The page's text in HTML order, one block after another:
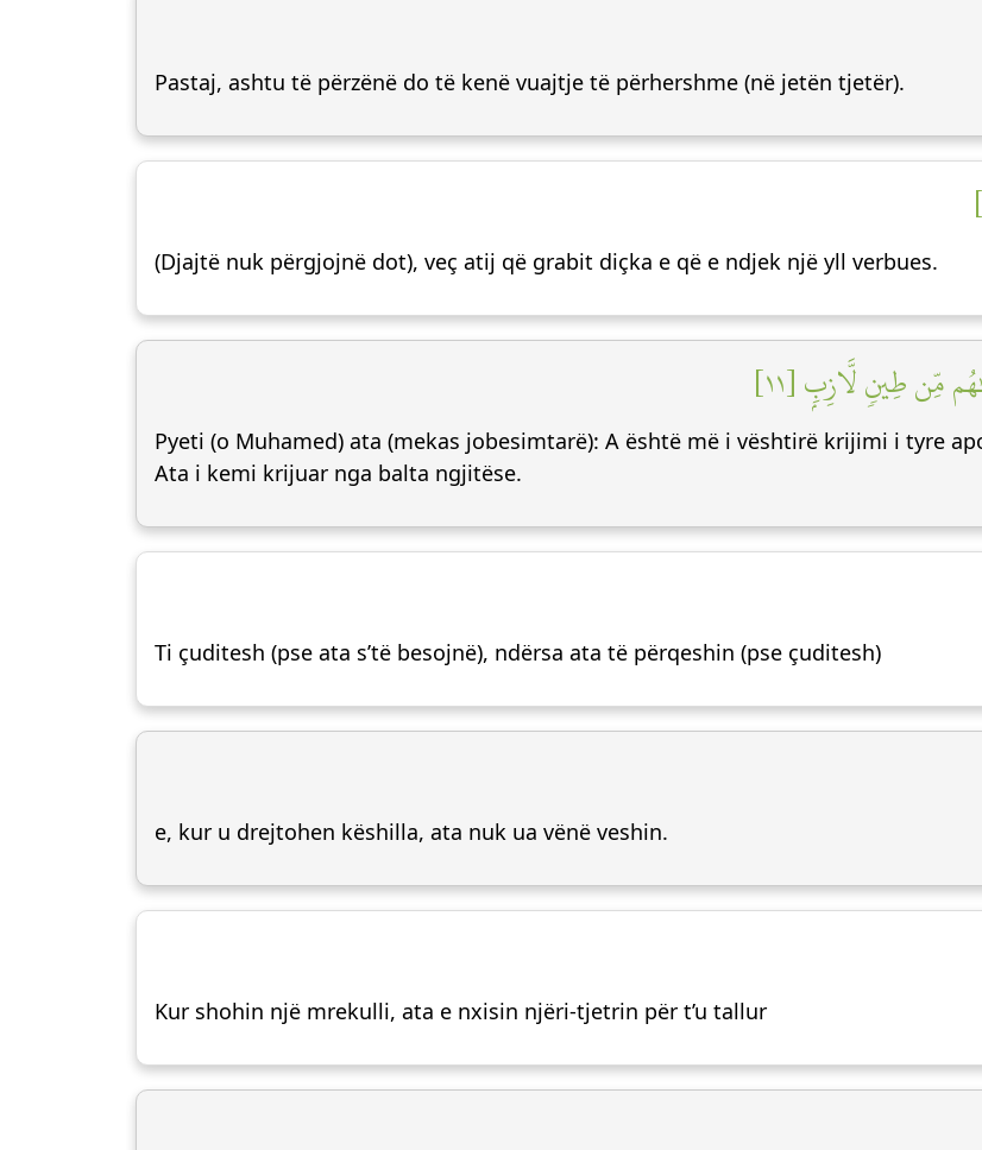
Pastaj, ashtu të përzënë do të kenë vuajtje të përhershme (në jetën tjetër).
(Djajtë nuk përgjojnë dot), veç atij që grabit diçka e që e ndjek një yll verbues.
مِّن طِينٖ لَّازِبِۭ [١١]
Pyeti (o Muhamed) ata (mekas jobesimtarë): A është më i vështirë krijimi i tyre
Ata i kemi krijuar nga balta ngjitëse.
Ti çuditesh (pse ata s’të besojnë), ndërsa ata të përqeshin (pse çuditesh)
e, kur u drejtohen këshilla, ata nuk ua vënë veshin.
Kur shohin një mrekulli, ata e nxisin njëri-tjetrin për t’u tallur